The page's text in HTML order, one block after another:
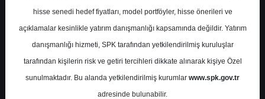
Ana Sayfa Raporlar
Deniz Yatırım
Rapor Detay
Şirket Haberleri
Deniz Yatırım 08 Ağustos 2024
hisse senedi hedef fiyatları, model portföyler, hisse önerileri ve
açıklamalar kesinlikle yatırım danışmanlığı kapsamında değildir. Yatırım
danışmanlığı hizmeti, SPK tarafından yetkilendirilmiş kuruluşlar
tarafından kişilerin risk ve getiri tercihleri dikkate alınarak kişiye Özel
sunulmaktadır. Bu alanda yetkilendirilmiş kurumlar www.spk.gov.tr
adresinde bulunabilir.